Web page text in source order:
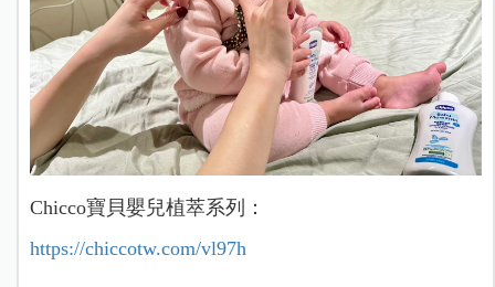
Chicco寶貝嬰兒植萃系列：
https://chiccotw.com/vl97h